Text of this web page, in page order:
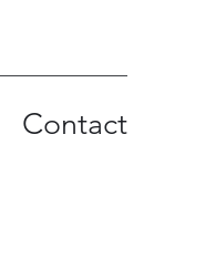
Contact